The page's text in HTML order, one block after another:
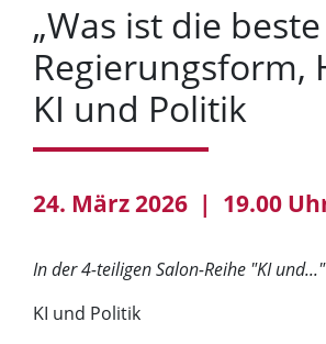
„Was ist die beste
Regierungsform,
KI und Politik
24. März 2026 | 19.00
In der 4-teiligen Salon-Reihe "KI
KI und Politik